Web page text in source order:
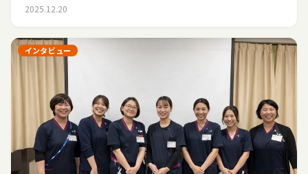
2025.12.20
インタビュー